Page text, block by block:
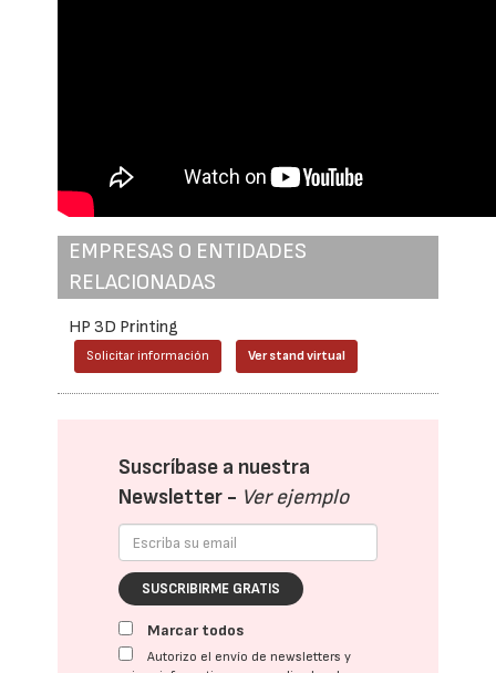
EMPRESAS O ENTIDADES
RELACIONADAS
HP 3D Printing
Solicitar información Ver stand virtual
Suscríbase a nuestra
Newsletter - Ver ejemplo
SUSCRIBIRME GRATIS
Marcar todos
Autorizo el envío de newsletters y